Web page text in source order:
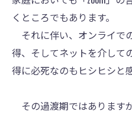
くところでもあります。
それに伴い、オンライで
得、そしてネットを介して
得に必死なのもヒシヒシと
その過渡期ではあります